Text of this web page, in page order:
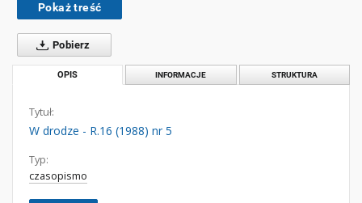
Pokaż treść
Pobierz
OPIS INFORMACJE STRUKTURA
Tytuł:
W drodze - R.16 (1988) nr 5
Typ:
czasopismo